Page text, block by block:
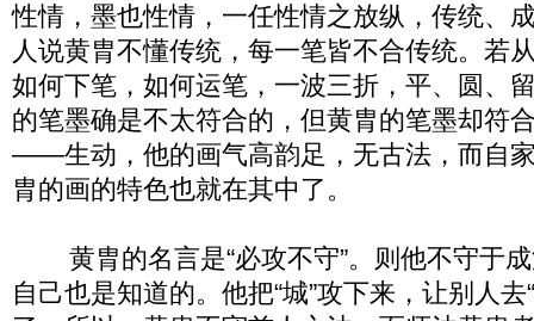
性情，墨也性情，一任性情之放纵，传统、
人说黄胄不懂传统，每一笔皆不合传统。若
如何下笔，如何运笔，一波三折，平、圆、
的笔墨确是不太符合的，但黄胄的笔墨却符
——生动，他的画气高韵足，无古法，而自
胄的画的特色也就在其中了。
黄胄的名言是“必攻不守”。则他不守于成
自己也是知道的。他把“城”攻下来，让别人去